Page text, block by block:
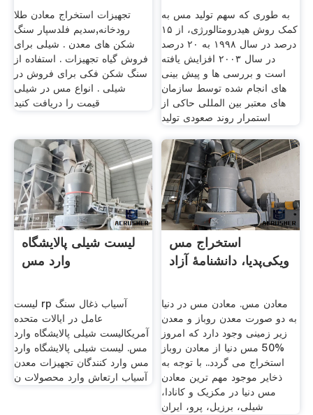
تجهیزات استخراج معادن طلا
رودخانه,سدیم فلدسپار سنگ
شکن های معدن . شیلی برای
فروش گیاه تجهیزات . استفاده از
سنگ شکن فکی برای فروش در
شیلی . انواع مس در شیلی
قیمت را دریافت کنید
به طوری که سهم تولید مس به
کمک روش هیدرومتالورژی، از ۱۵
درصد در سال ۱۹۹۸ به ۲۰ درصد
در سال ۲۰۰۳ افزایش یافته
است و بررسی ها و پیش بینی
های انجام شده توسط سازمان
های معتبر بین المللی حاکی از
استمرار روند صعودی تولید
لیست شیلی پالایشگاه
وارد مس
لیست rp آسیاب ذغال سنگ
عامل در ایالات متحده
آمریکالیست شیلی پالایشگاه وارد
مس. لیست شیلی پالایشگاه وارد
مس وارد کنندگان تجهیزات معدن
آسیاب ارتعاش وارد محصولات ن
استخراج مس
ویکی‌پدیا، دانشنامهٔ آزاد
معادن مس. معادن مس در دنیا
به دو صورت معدن روباز و معدن
زیر زمینی وجود دارد که امروز
%50 مس دنیا از معادن روباز
استخراج می گردد.. با توجه به
ذخایر موجود مهم ترین معادن
مس دنیا در مکزیک و کانادا،
شیلی، برزیل، پرو، ایران